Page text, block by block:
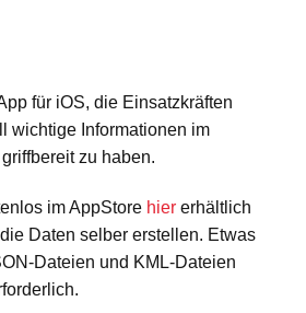
für iOS, die Einsatzkräften
wichtige Informationen im
zu haben.
im AppStore hier erhältlich
Daten selber erstellen. Etwas
Dateien und KML-Dateien